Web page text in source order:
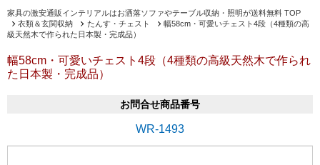
家具の激安通販インテリアルはお洒落ソファやテーブル収納・照明が送料無料 TOP
衣類＆玄関収納
たんす・チェスト
幅58cm・可愛いチェスト4段（4種類の高
級天然木で作られた日本製・完成品）
幅58cm・可愛いチェスト4段（4種類の高級天然木で作られ
た日本製・完成品）
お問合せ商品番号
WR-1493